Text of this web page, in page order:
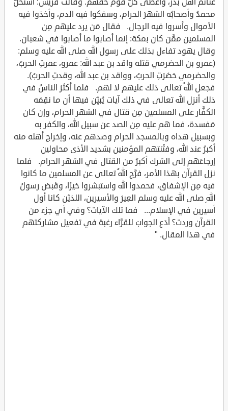
محمدٌ وأصحابُه الشهرَ الحرام، وسفكوا فيه الدم، وأخذوا فيه
الأموال وأسروا فيه الرجال. فقال مَن يرد عليهم مِن
المسلمين ممَّن كان بمكة: إنما أصابوا ما أصابوا في شعبان.
وقال يهود تفاءل بذلك على رسول الله صلى الله عليه وسلم:
(عمرو بن الحضرمي قتله واقد بن عبد الله: عمرو، عمرتِ الحربُ،
والحضرمي حَضَرَتِ الحربُ، وواقد بن عبد الله، وقدتِ الحربُ).
فجعل اللهُ تعالى ذلك عليهم لا لهم. فلما أكثَرَ الناسُ في
ذلك أنزل الله تعالى في ذلك آيات يُبيِّن فيها أن ما نقِمَه
الكفَّار على المسلمين مِن قتال في الشهر الحرام، وإن كان
مَفسدة، فما هم عليه مِن الصد عن سبيل الله، والكفر به
وبسبيل هداه وبالمسجد الحرام وصدهم عنه، وإخراج أهله منه
أكبرُ عند الله، وفتْنتهم المؤمنين بشديد الأذى محاولين
إرجاعَهم إلى الشرك أكبرُ من القتال في الشهر الحرام. فلما
نزل القرآن بهذا الأمر، فرَّج اللهُ تعالى عن المسلمين ما كانوا
فيه مِن الإشفاق، فحمدوا الله واستبشروا خيرًا، وقَبض رسولُ
اللهِ صلى الله عليه وسلم العِيرَ والأسيرين، اللذيْن كانا أول
أسيرين في الإسلام... فما تلك الآيات؟ وفي أي جزء من
القرآن وردت؟ أدَع الجوابَ للقرَّاء رغبة في تفعيل مشاركتهم
في هذا المقال. "